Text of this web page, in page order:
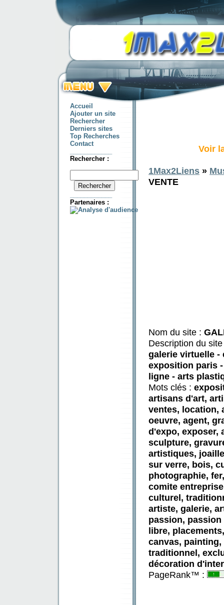
Accueil
Ajouter un site
Rechercher
Derniers sites
Top Recherches
Contact
Rechercher :
Partenaires :
Voir
1Max2Liens »
VENTE
Nom du site :
Description du
galerie virtuelle -
exposition paris
ligne - arts
Mots clés :
artisans d'art,
ventes, location,
oeuvre, agent,
d'expo, exposer,
sculpture,
artistiques,
sur verre, bois,
photographie,
comite
culturel,
artiste, galerie,
passion,
libre,
canvas,
traditionnel,
décoration
PageRank™ :